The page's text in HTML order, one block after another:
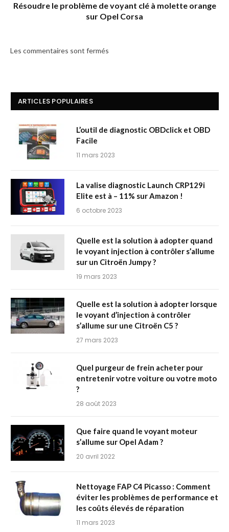
Résoudre le problème de voyant clé à molette orange
sur Opel Corsa
Les commentaires sont fermés
ARTICLES POPULAIRES
L’outil de diagnostic OBDclick et OBD
Facile
11 mars 2023
La valise diagnostic Launch CRP129i
Elite est à – 11% sur Amazon !
6 octobre 2023
Quelle est la solution à adopter quand
le voyant injection à contrôler s’allume
sur un Citroën Jumpy ?
19 mars 2023
Quelle est la solution à adopter lorsque
le voyant d’injection à contrôler
s’allume sur une Citroën C5 ?
27 mars 2023
Quel purgeur de frein acheter pour
entretenir votre voiture ou votre moto
?
28 août 2023
Que faire quand le voyant moteur
s’allume sur Opel Adam ?
20 avril 2022
Nettoyage FAP C4 Picasso : Comment
éviter les problèmes de performance et
les coûts élevés de réparation
11 mars 2023